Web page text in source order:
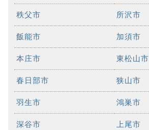
秩父市 所沢市
飯能市 加須市
本庄市 東松山市
春日部市 狭山市
羽生市 鴻巣市
深谷市 上尾市